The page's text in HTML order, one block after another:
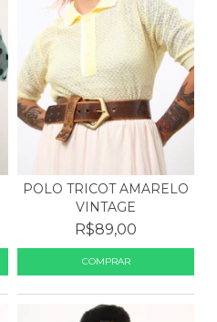
POLO TRICOT AMARELO
VINTAGE
R$89,00